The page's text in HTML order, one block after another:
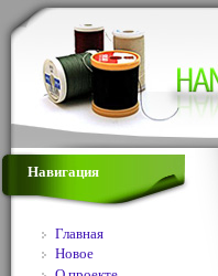
Навигация
Главная
Новое